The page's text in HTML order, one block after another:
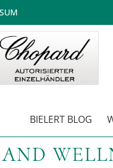
BIELERT BLOG